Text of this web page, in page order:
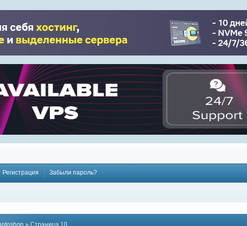
Регистрация Забыли пароль?
» Страница 10